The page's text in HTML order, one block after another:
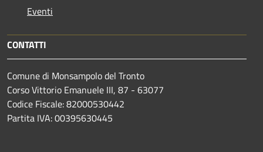
Eventi
CONTATTI
Comune di Monsampolo del Tronto
Corso Vittorio Emanuele III, 87 - 63077
Codice Fiscale: 82000530442
Partita IVA: 00395630445